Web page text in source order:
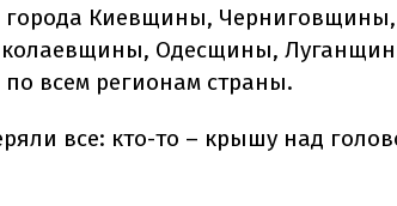
города Киевщины,
Одесщины,
всем регионам страны.
все: кто-то – крышу над